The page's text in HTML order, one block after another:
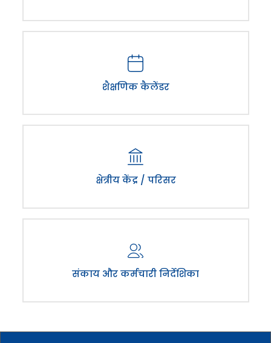
शैक्षणिक कैलेंडर
क्षेत्रीय केंद्र / परिसर
संकाय और कर्मचारी निर्देशिका